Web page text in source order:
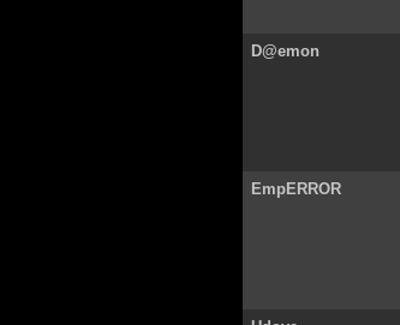
D@emon
EmpERROR